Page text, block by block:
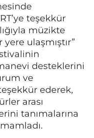
teşekkür
müzikte
ulaşmıştır”
desteklerini
ve
ederek,
arası
tanımalarına